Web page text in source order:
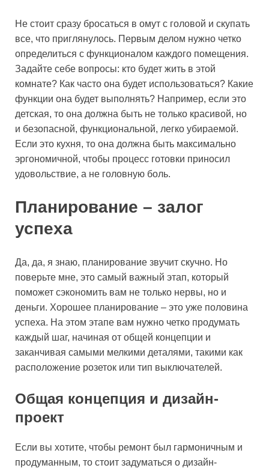
Не стоит сразу бросаться в омут с головой и скупать
все, что приглянулось. Первым делом нужно четко
определиться с функционалом каждого помещения.
Задайте себе вопросы: кто будет жить в этой
комнате? Как часто она будет использоваться? Какие
функции она будет выполнять? Например, если это
детская, то она должна быть не только красивой, но
и безопасной, функциональной, легко убираемой.
Если это кухня, то она должна быть максимально
эргономичной, чтобы процесс готовки приносил
удовольствие, а не головную боль.
Планирование – залог
успеха
Да, да, я знаю, планирование звучит скучно. Но
поверьте мне, это самый важный этап, который
поможет сэкономить вам не только нервы, но и
деньги. Хорошее планирование – это уже половина
успеха. На этом этапе вам нужно четко продумать
каждый шаг, начиная от общей концепции и
заканчивая самыми мелкими деталями, такими как
расположение розеток или тип выключателей.
Общая концепция и дизайн-
проект
Если вы хотите, чтобы ремонт был гармоничным и
продуманным, то стоит задуматься о дизайн-